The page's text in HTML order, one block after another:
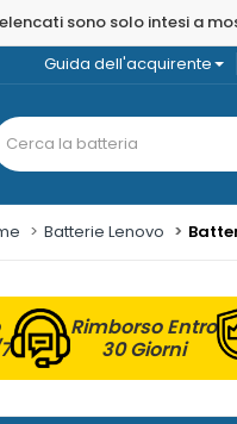
sono solo intesi a
Guida dell'acquirente
Batterie Lenovo
Rimborso Entro
30 Giorni